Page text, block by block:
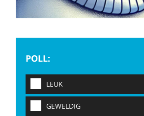
POLL:
LEUK
GEWELDIG